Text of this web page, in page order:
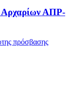
Αρχαρίων ΑΠΡ-
πρόσβασης